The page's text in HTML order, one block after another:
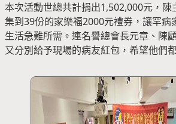
本次活動世總共計捐出1,502,000元，
集到39份的家樂福2000元禮券，讓罕病
生活急難所需。連名譽總會長元章、陳
又分別給予現場的病友紅包，希望他們